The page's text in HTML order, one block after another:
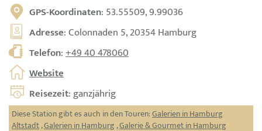
GPS-Koordinaten: 53.55509, 9.99036
Adresse: Colonnaden 5, 20354 Hamburg
Telefon:+49 40 478060
Website
Reisezeit: ganzjährig
Diese Station gibt es auch in den Touren:Galerien in Hamburg
Altstadt,Galerien in Hamburg ,Galerie & Gourmet in Hamburg